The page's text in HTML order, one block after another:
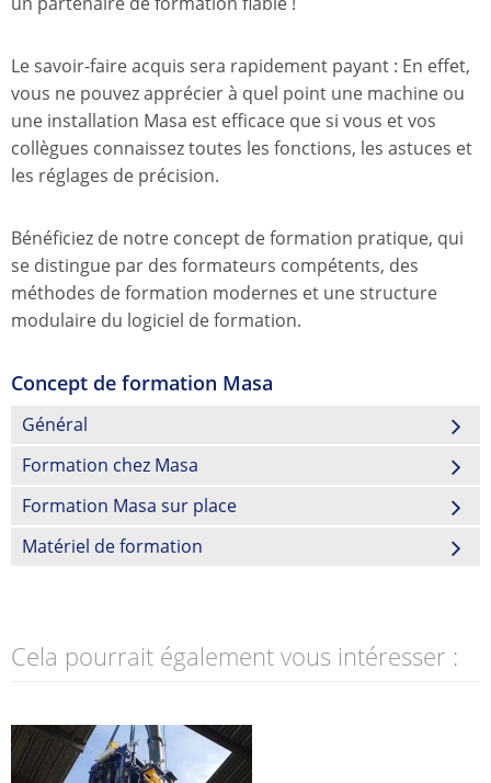
Le savoir-faire acquis sera rapidement payant : En effet,
vous ne pouvez apprécier à quel point une machine ou
une installation Masa est efficace que si vous et vos
collègues connaissez toutes les fonctions, les astuces et
les réglages de précision.
Bénéficiez de notre concept de formation pratique, qui
se distingue par des formateurs compétents, des
méthodes de formation modernes et une structure
modulaire du logiciel de formation.
Concept de formation Masa
Général
Formation chez Masa
Formation Masa sur place
Matériel de formation
Cela pourrait également vous intéresser :